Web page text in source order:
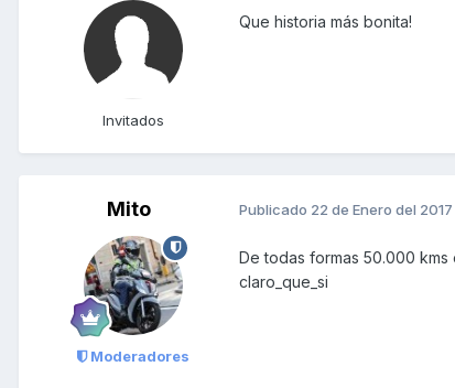
Invitados
Que historia más bonita!
Mito
Moderadores
Publicado 22 de Enero del 2017
De todas formas 50.000
claro_que_si